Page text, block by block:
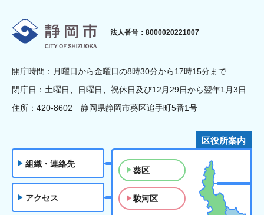
静岡市
法人番号：8000020221007
開庁時間：月曜日から金曜日の8時30分から17時15分まで
閉庁日：土曜日、日曜日、祝休日及び12月29日から翌年1月3日
住所：420-8602 静岡県静岡市葵区追手町5番1号
組織・連絡先
アクセス
区役所案内
葵区
駿河区